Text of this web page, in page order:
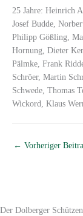
25 Jahre: Heinrich
Josef Budde,
Philipp Gößling,
Hornung, Dieter
Pälmke, Frank
Schröer, Martin
Schwede, Thomas
Wickord, Klaus
← Vorheriger
Der Dolberger